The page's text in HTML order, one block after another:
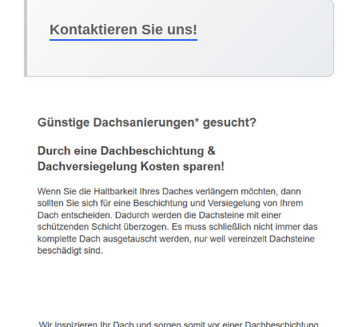
Kontaktieren Sie uns!